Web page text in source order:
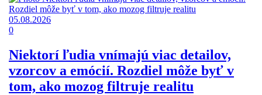
05.08.2026
0
Niektorí ľudia vnímajú viac detailov,
vzorcov a emócií. Rozdiel môže byť v
tom, ako mozog filtruje realitu